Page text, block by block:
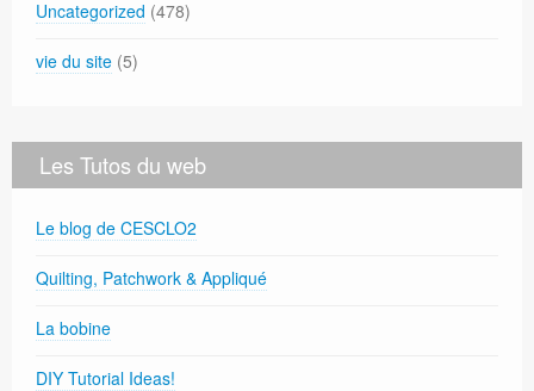
Uncategorized (478)
vie du site (5)
Les Tutos du web
Le blog de CESCLO2
Quilting, Patchwork & Appliqué
La bobine
DIY Tutorial Ideas!